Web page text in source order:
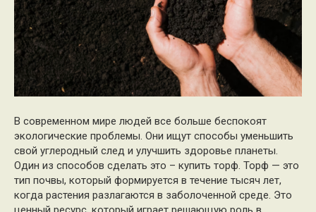
В современном мире людей все больше беспокоят
экологические проблемы. Они ищут способы уменьшить
свой углеродный след и улучшить здоровье планеты.
Один из способов сделать это – купить торф. Торф — это
тип почвы, который формируется в течение тысяч лет,
когда растения разлагаются в заболоченной среде. Это